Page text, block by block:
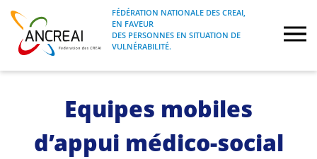
Skip
content
ANCREAI
FÉDÉRATION NATIONALE DES CREAI, EN
FAVEUR DES PERSONNES EN SITUATION
FÉDÉRATION NATIONALE DES CREAI,
EN FAVEUR
DES PERSONNES EN SITUATION DE
VULNÉRABILITÉ.
Equipes mobiles
d’appui médico-social